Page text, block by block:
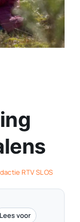
RTV SLOS
Lees voor